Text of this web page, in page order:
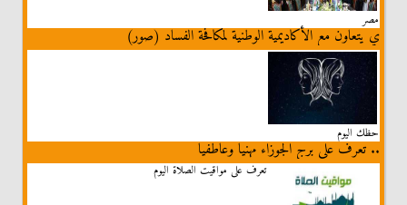
مصر
ي يتعاون مع الأكاديمية الوطنية لمكافحة الفساد (صور)
حظك اليوم
.. تعرف على برج الجوزاء مهنيا وعاطفيا
تعرف على مواقيت الصلاة اليوم